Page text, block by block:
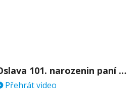
Oslava 101. narozenin paní Věry Skořepové
Přehrát video